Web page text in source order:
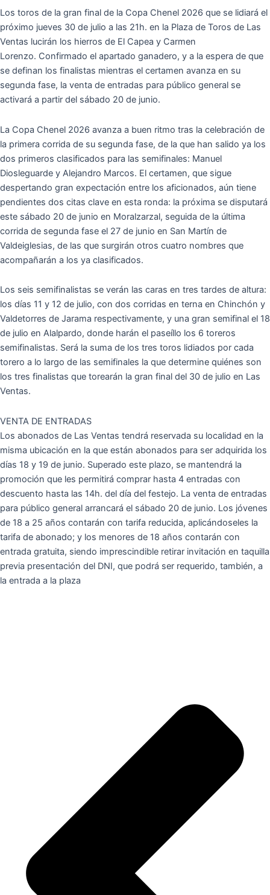
Los toros de la gran final de la Copa Chenel 2026 que se lidiará el
próximo jueves 30 de julio a las 21h. en la Plaza de Toros de Las
Ventas lucirán los hierros de El Capea y Carmen
Lorenzo. Confirmado el apartado ganadero, y a la espera de que
se definan los finalistas mientras el certamen avanza en su
segunda fase, la venta de entradas para público general se
activará a partir del sábado 20 de junio.
La Copa Chenel 2026 avanza a buen ritmo tras la celebración de
la primera corrida de su segunda fase, de la que han salido ya los
dos primeros clasificados para las semifinales: Manuel
Diosleguarde y Alejandro Marcos. El certamen, que sigue
despertando gran expectación entre los aficionados, aún tiene
pendientes dos citas clave en esta ronda: la próxima se disputará
este sábado 20 de junio en Moralzarzal, seguida de la última
corrida de segunda fase el 27 de junio en San Martín de
Valdeiglesias, de las que surgirán otros cuatro nombres que
acompañarán a los ya clasificados.
Los seis semifinalistas se verán las caras en tres tardes de altura:
los días 11 y 12 de julio, con dos corridas en terna en Chinchón y
Valdetorres de Jarama respectivamente, y una gran semifinal el 18
de julio en Alalpardo, donde harán el paseíllo los 6 toreros
semifinalistas. Será la suma de los tres toros lidiados por cada
torero a lo largo de las semifinales la que determine quiénes son
los tres finalistas que torearán la gran final del 30 de julio en Las
Ventas.
VENTA DE ENTRADAS
Los abonados de Las Ventas tendrá reservada su localidad en la
misma ubicación en la que están abonados para ser adquirida los
días 18 y 19 de junio. Superado este plazo, se mantendrá la
promoción que les permitirá comprar hasta 4 entradas con
descuento hasta las 14h. del día del festejo. La venta de entradas
para público general arrancará el sábado 20 de junio. Los jóvenes
de 18 a 25 años contarán con tarifa reducida, aplicándoseles la
tarifa de abonado; y los menores de 18 años contarán con
entrada gratuita, siendo imprescindible retirar invitación en taquilla
previa presentación del DNI, que podrá ser requerido, también, a
la entrada a la plaza